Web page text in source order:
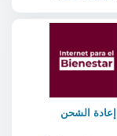
إعادة الشحن